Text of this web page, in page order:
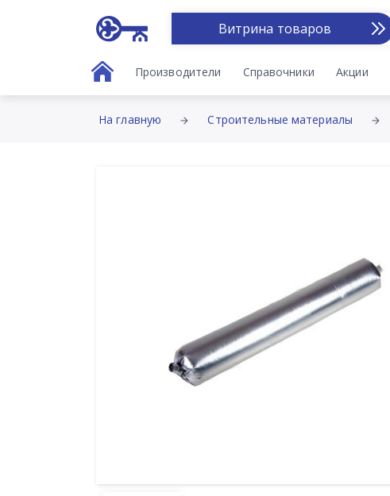
Витрина товаров
Производители Справочники Акции
На главную Строительные материалы